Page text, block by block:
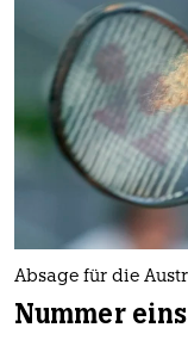
genossenschaft
epaper login
Absage für die
Nummer